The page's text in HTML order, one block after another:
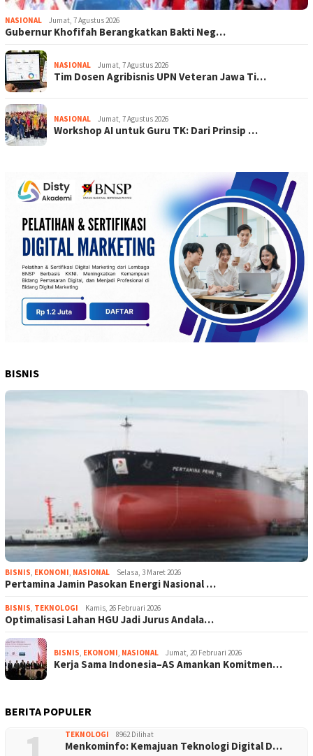
NASIONAL Jumat, 7 Agustus 2026
Gubernur Khofifah Berangkatkan Bakti Neg…
NASIONAL Jumat, 7 Agustus 2026
Tim Dosen Agribisnis UPN Veteran Jawa Ti…
NASIONAL Jumat, 7 Agustus 2026
Workshop AI untuk Guru TK: Dari Prinsip …
BISNIS
BISNIS, EKONOMI, NASIONAL Selasa, 3 Maret 2026
Pertamina Jamin Pasokan Energi Nasional …
BISNIS, TEKNOLOGI Kamis, 26 Februari 2026
Optimalisasi Lahan HGU Jadi Jurus Andala…
BISNIS, EKONOMI, NASIONAL Jumat, 20 Februari 2026
Kerja Sama Indonesia–AS Amankan Komitmen…
BERITA POPULER
TEKNOLOGI 8962 Dilihat
Menkominfo: Kemajuan Teknologi Digital D…